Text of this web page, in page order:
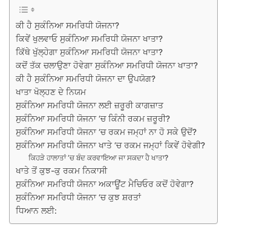
ਕੀ ਹੈ ਸੁਕੰਨਿਆ ਸਮਰਿਧੀ ਯੋਜਨਾ?
ਕਿਵੇਂ ਖੁਲਵਾਓ ਸੁਕੰਨਿਆ ਸਮਰਿਧੀ ਯੋਜਨਾ ਖਾਤਾ?
ਕਿੱਥੇ ਖੁੱਲ੍ਹੇਗਾ ਸੁਕੰਨਿਆ ਸਮਰਿਧੀ ਯੋਜਨਾ ਖਾਤਾ?
ਕਦੋਂ ਤੱਕ ਚਲਾਉਣਾ ਹੋਵੇਗਾ ਸੁਕੰਨਿਆ ਸਮਰਿਧੀ ਯੋਜਨਾ ਖਾਤਾ?
ਕੀ ਹੈ ਸੁਕੰਨਿਆ ਸਮਰਿਧੀ ਯੋਜਨਾ ਦਾ ਉਪਯੋਗ?
ਖਾਤਾ ਖੋਲ੍ਹਣ ਦੇ ਨਿਯਮ
ਸੁਕੰਨਿਆ ਸਮਰਿਧੀ ਯੋਜਨਾ ਲਈ ਜ਼ਰੂਰੀ ਕਾਗਜ਼ਾਤ
ਸੁਕੰਨਿਆ ਸਮਰਿਧੀ ਯੋਜਨਾ ‘ਚ ਕਿੰਨੀ ਰਕਮ ਜ਼ਰੂਰੀ?
ਸੁਕੰਨਿਆ ਸਮਰਿਧੀ ਯੋਜਨਾ ‘ਚ ਰਕਮ ਜਮ੍ਹਾਂ ਨਾ ਹੋ ਸਕੇ ਉਦੋਂ?
ਸੁਕੰਨਿਆ ਸਮਰਿਧੀ ਯੋਜਨਾ ਖਾਤੇ ‘ਚ ਰਕਮ ਜਮ੍ਹਾਂ ਕਿਵੇਂ ਹੋਵੇਗੀ?
ਕਿਹੜੇ ਹਾਲਾਤਾਂ ‘ਚ ਬੰਦ ਕਰਵਾਇਆ ਜਾ ਸਕਦਾ ਹੈ ਖਾਤਾ?
ਖਾਤੇ ਤੋਂ ਕੁਝ-ਕੁ ਰਕਮ ਨਿਕਾਸੀ
ਸੁਕੰਨਿਆ ਸਮਰਿਧੀ ਯੋਜਨਾ ਅਕਾਊਂਟ ਮੈਚਿਓਰ ਕਦੋਂ ਹੋਵੇਗਾ?
ਸੁਕੰਨਿਆ ਸਮਰਿਧੀ ਯੋਜਨਾ ‘ਚ ਕੁਝ ਸ਼ਰਤਾਂ
ਧਿਆਨ ਲਈ: